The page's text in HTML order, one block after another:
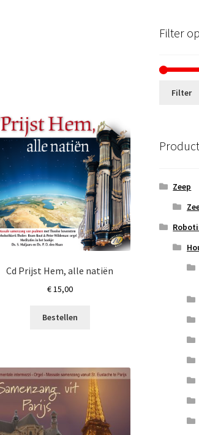
Cd Prijst Hem, alle natiën
€15,00
Bestellen
Filter
Filter
Zeep